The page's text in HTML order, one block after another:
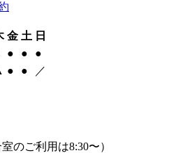
金 土 日
● ●
●
● ● ／
のご利用は8:30〜）